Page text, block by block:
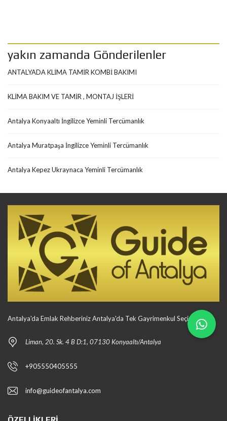
yakın zamanda Gönderilenler
ANTALYADA KLİMA TAMİR KOMBİ BAKIMI
KLİMA BAKIM VE TAMİR , MONTAJ İŞLERİ
Antalya Konyaaltı İngilizce Yeminli Tercümanlık
Antalya Muratpaşa İngilizce Yeminli Tercümanlık
Antalya Kepez Ukraynaca Yeminli Tercümanlık
Antalya'da Emlak Rehberiniz Antalya'da Tek Gayrimenkul Seçiminiz
Liman, 20. Sk. 4 B D:1, 07130 Konyaaltı/Antalya
+905550405555
info@guideofantalya.com